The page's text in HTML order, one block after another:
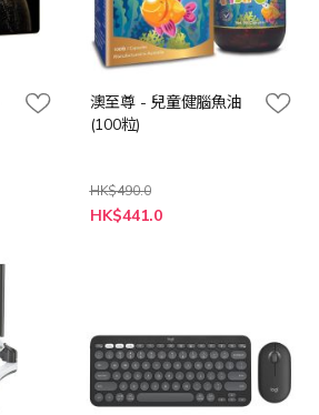
澳至尊 - 兒童健腦魚油
(100粒)
HK$490.0
特
殊
HK$441.0